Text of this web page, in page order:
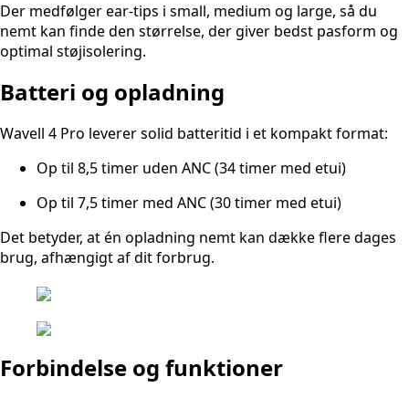
Der medfølger ear-tips i small, medium og large, så du
nemt kan finde den størrelse, der giver bedst pasform og
optimal støjisolering.
Batteri og opladning
Wavell 4 Pro leverer solid batteritid i et kompakt format:
Op til 8,5 timer uden ANC (34 timer med etui)
Op til 7,5 timer med ANC (30 timer med etui)
Det betyder, at én opladning nemt kan dække flere dages
brug, afhængigt af dit forbrug.
Forbindelse og funktioner